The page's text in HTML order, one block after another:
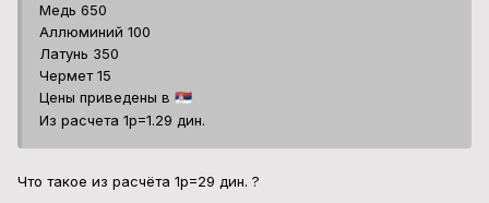
Медь 650
Аллюминий 100
Латунь 350
Чермет 15
Цены приведены в 🇷🇸
Из расчета 1р=1.29 дин.
Что такое из расчёта 1р=29 дин. ?